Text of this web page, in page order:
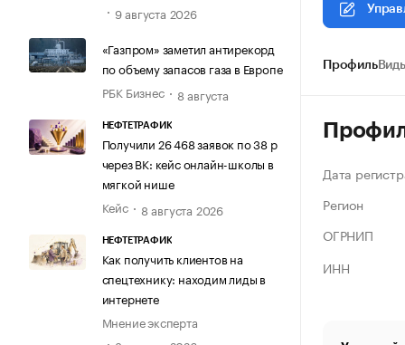
9 августа 2026
«Газпром» заметил антирекорд
по объему запасов газа в Европе
РБК Бизнес
8 августа
НЕФТЕТРАФИК
Получили 26 468 заявок по 38 р
через ВК: кейс онлайн-школы в
мягкой нише
Кейс
8 августа 2026
НЕФТЕТРАФИК
Как получить клиентов на
спецтехнику: находим лиды в
интернете
Мнение эксперта
Профиль
Дата
Регион
ОГРНИП
ИНН